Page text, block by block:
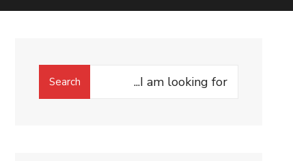
Search
Search